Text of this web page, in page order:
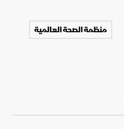
منظمة الصحة العالمية